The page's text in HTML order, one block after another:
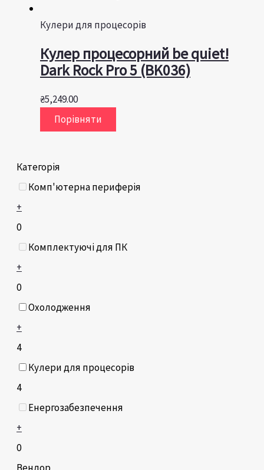
Категорія
Комп'ютерна периферія
+
0
Комплектуючі для ПК
+
0
Охолодження
+
4
Кулери для процесорів
4
Енергозабезпечення
+
0
Вендор
Кулери для процесорів
Кулер процесорний be quiet!
Dark Rock Pro 5 (BK036)
₴5,249.00
Порівняти